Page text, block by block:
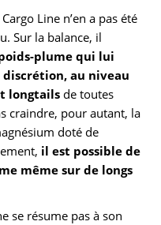
Line n’en a pas été
Sur la balance, il
plume qui lui
au niveau
longtails de toutes
craindre, pour autant, la
doté de
il est possible de
même sur de longs
se résume pas à son